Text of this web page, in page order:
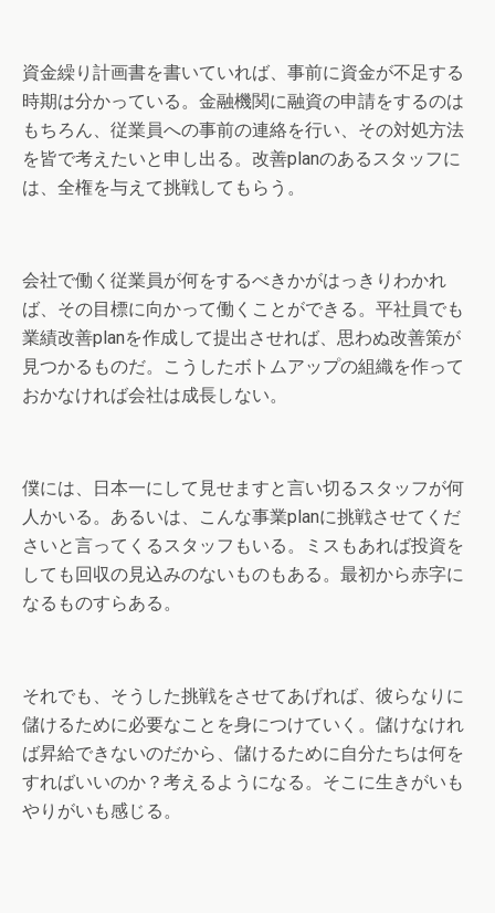
資金繰り計画書を書いていれば、事前に資金が不足する
時期は分かっている。金融機関に融資の申請をするのは
もちろん、従業員への事前の連絡を行い、その対処方法
を皆で考えたいと申し出る。改善planのあるスタッフに
は、全権を与えて挑戦してもらう。
会社で働く従業員が何をするべきかがはっきりわかれ
ば、その目標に向かって働くことができる。平社員でも
業績改善planを作成して提出させれば、思わぬ改善策が
見つかるものだ。こうしたボトムアップの組織を作って
おかなければ会社は成長しない。
僕には、日本一にして見せますと言い切るスタッフが何
人かいる。あるいは、こんな事業planに挑戦させてくだ
さいと言ってくるスタッフもいる。ミスもあれば投資を
しても回収の見込みのないものもある。最初から赤字に
なるものすらある。
それでも、そうした挑戦をさせてあげれば、彼らなりに
儲けるために必要なことを身につけていく。儲けなけれ
ば昇給できないのだから、儲けるために自分たちは何を
すればいいのか？考えるようになる。そこに生きがいも
やりがいも感じる。